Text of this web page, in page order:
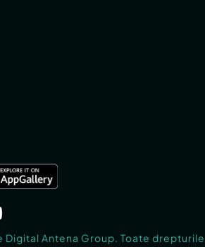
Antena Group. Toate